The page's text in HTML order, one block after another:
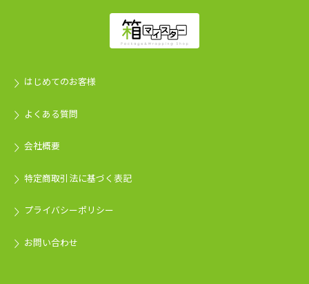
はじめてのお客様
よくある質問
会社概要
特定商取引法に基づく表記
プライバシーポリシー
お問い合わせ